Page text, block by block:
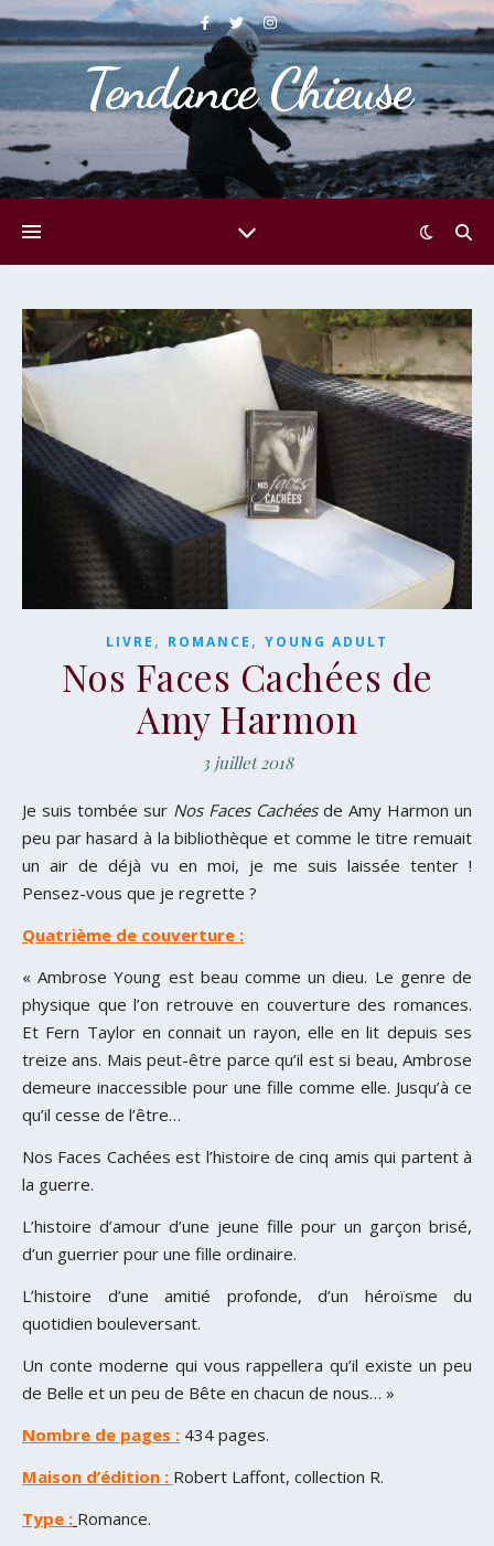
Tendance Chieuse
LIVRE , ROMANCE , YOUNG ADULT
Nos Faces Cachées de
Amy Harmon
3 juillet 2018
Je suis tombée sur Nos Faces Cachéesde Amy Harmon un
peu par hasard à la bibliothèque et comme le titre remuait
un air de déjà vu en moi, je me suis laissée tenter !
Pensez-vous que je regrette ?
Quatrième de couverture :
« Ambrose Young est beau comme un dieu. Le genre de
physique que l’on retrouve en couverture des romances.
Et Fern Taylor en connait un rayon, elle en lit depuis ses
treize ans. Mais peut-être parce qu’il est si beau, Ambrose
demeure inaccessible pour une fille comme elle. Jusqu’à ce
qu’il cesse de l’être…
Nos Faces Cachées est l’histoire de cinq amis qui partent à
la guerre.
L’histoire d’amour d’une jeune fille pour un garçon brisé,
d’un guerrier pour une fille ordinaire.
L’histoire d’une amitié profonde, d’un héroïsme du
quotidien bouleversant.
Un conte moderne qui vous rappellera qu’il existe un peu
de Belle et un peu de Bête en chacun de nous… »
Nombre de pages : 434 pages.
Maison d’édition : Robert Laffont, collection R.
Type : Romance.